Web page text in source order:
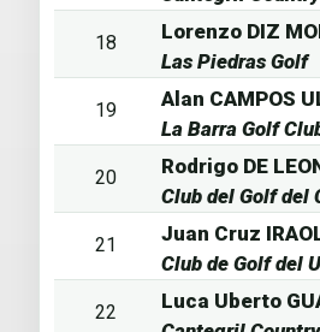
18
Lorenzo DIZ
Las Piedras Golf
19
Alan CAMPOS
La Barra Golf
20
Rodrigo DE
Club del Golf del
21
Juan Cruz
Club de Golf del
22
Luca Uberto